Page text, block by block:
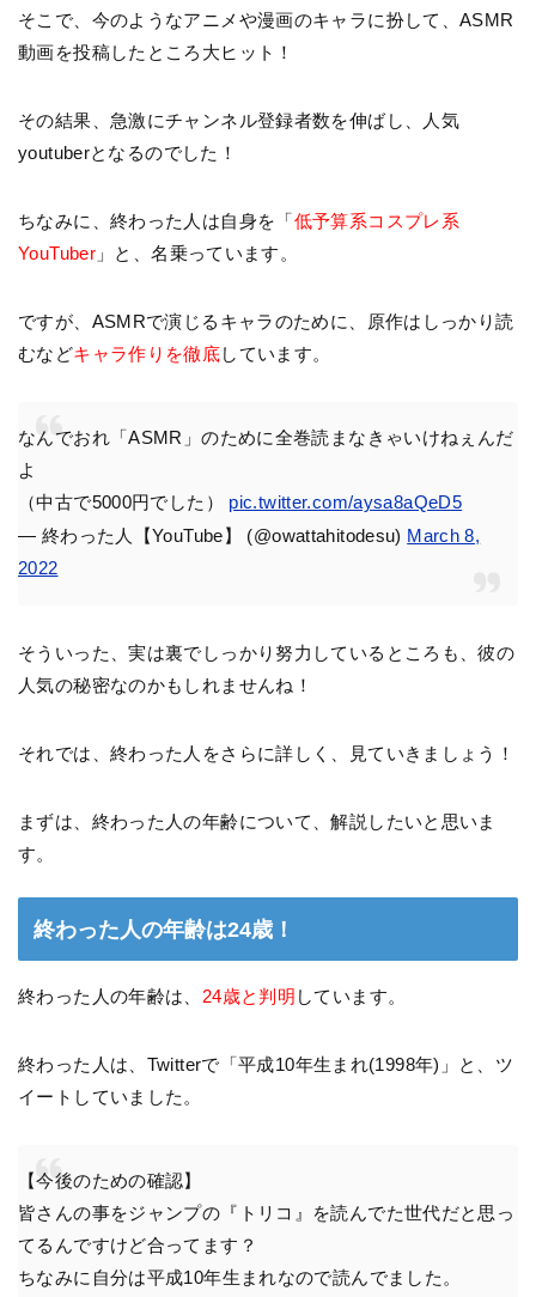
そこで、今のようなアニメや漫画のキャラに扮して、ASMR
動画を投稿したところ大ヒット！
その結果、急激にチャンネル登録者数を伸ばし、人気
youtuberとなるのでした！
ちなみに、終わった人は自身を「低予算系コスプレ系
YouTuber 」と、名乗っています。
ですが、ASMRで演じるキャラのために、原作はしっかり読
むなどキャラ作りを徹底しています。
なんでおれ「ASMR」のために全巻読まなきゃいけねぇんだ
よ
（中古で5000円でした） pic.twitter.com/aysa8aQeD5
— 終わった人【YouTube】 (@owattahitodesu) March 8,
2022
そういった、実は裏でしっかり努力しているところも、彼の
人気の秘密なのかもしれませんね！
それでは、終わった人をさらに詳しく、見ていきましょう！
まずは、終わった人の年齢について、解説したいと思いま
す。
終わった人の年齢は24歳！
終わった人の年齢は、 24歳と判明 しています。
終わった人は、Twitterで「平成10年生まれ(1998年)」と、ツ
イートしていました。
【今後のための確認】
皆さんの事をジャンプの『トリコ』を読んでた世代だと思っ
てるんですけど合ってます？
ちなみに自分は平成10年生まれなので読んでました。